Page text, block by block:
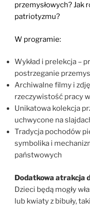
przemysłowych? Jak
patriotyzmu?
W programie:
Wykład i prelekcja –
postrzeganie
Archiwalne filmy i
rzeczywistość pracy
Unikatowa kolekcja
uchwycone na
Tradycja pochodów
symbolika i
państwowych
Dodatkowa atrakcja
Dzieci będą mogły
lub kwiaty z bibuły,